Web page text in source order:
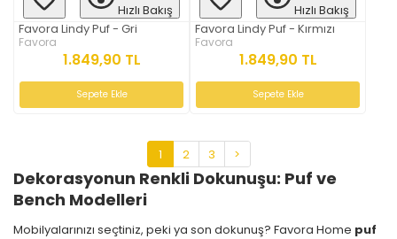
Hızlı Bakış
Favora Lindy Puf - Gri
Favora
1.849,90 TL
Sepete Ekle
Hızlı Bakış
Favora Lindy Puf - Kırmızı
Favora
1.849,90 TL
Sepete Ekle
1 2 3 >
Dekorasyonun Renkli Dokunuşu: Puf ve
Bench Modelleri
Mobilyalarınızı seçtiniz, peki ya son dokunuş? Favora Home puf